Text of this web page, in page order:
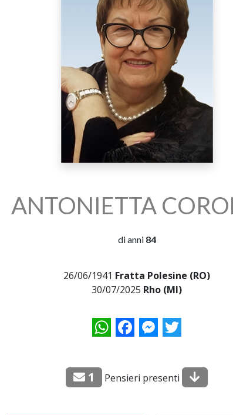
ANTONIETTA
di anni 84
26/06/1941 Fratta Polesine (RO)
30/07/2025 Rho (MI)
WhatsAppFacebookMessenger
Twitter
1 Pensieri presenti